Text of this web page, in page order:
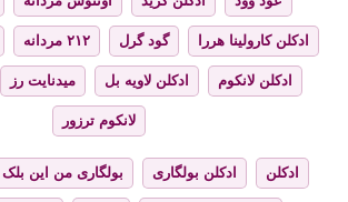
ادکلن کارولینا هررا گود گرل ۲۱۲ مردانه
ادکلن لانکوم ادکلن لاویه بل میدنایت رز
لانکوم ترزور
ادکلن ادکلن بولگاری بولگاری من این بلک